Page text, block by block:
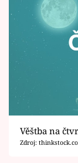
Vztahy
Seriály
Horoskopy
Sledujte
Filmový
Věštba na
Zdroj: